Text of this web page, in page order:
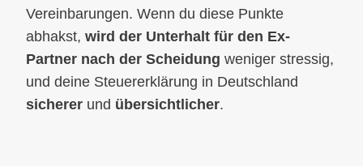
Vereinbarungen. Wenn du diese Punkte
abhakst, wird der Unterhalt für den Ex-
Partner nach der Scheidung weniger stressig,
und deine Steuererklärung in Deutschland
sicherer und übersichtlicher.